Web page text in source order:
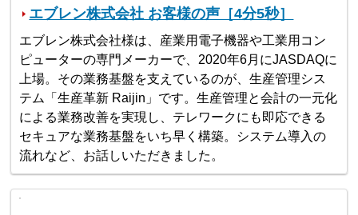
エブレン株式会社 お客様の声［4分5秒］
エブレン株式会社様は、産業用電子機器や工業用コン
ピューターの専門メーカーで、2020年6月にJASDAQに
上場。その業務基盤を支えているのが、生産管理シス
テム「生産革新 Raijin」です。生産管理と会計の一元化
による業務改善を実現し、テレワークにも即応できる
セキュアな業務基盤をいち早く構築。システム導入の
流れなど、お話しいただきました。